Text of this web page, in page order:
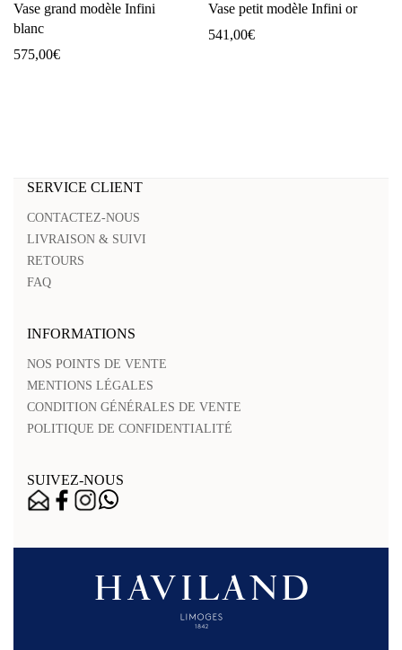
Vase grand modèle Infini
blanc
575,00€
Vase petit modèle Infini or
541,00€
SERVICE CLIENT
CONTACTEZ-NOUS
LIVRAISON & SUIVI
RETOURS
FAQ
INFORMATIONS
NOS POINTS DE VENTE
MENTIONS LÉGALES
CONDITION GÉNÉRALES DE VENTE
POLITIQUE DE CONFIDENTIALITÉ
SUIVEZ-NOUS